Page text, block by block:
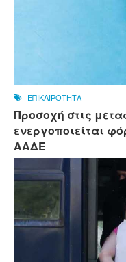
ΕΠΙΚΑΙΡΟΤΗΤΑ
Προσοχή στις
ενεργοποιείται
ΑΑΔΕ